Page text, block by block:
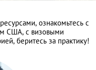
ознакомьтесь с
США, с визовыми
беритесь за практику!